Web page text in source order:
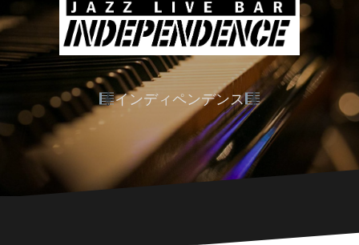
インディペンデンス